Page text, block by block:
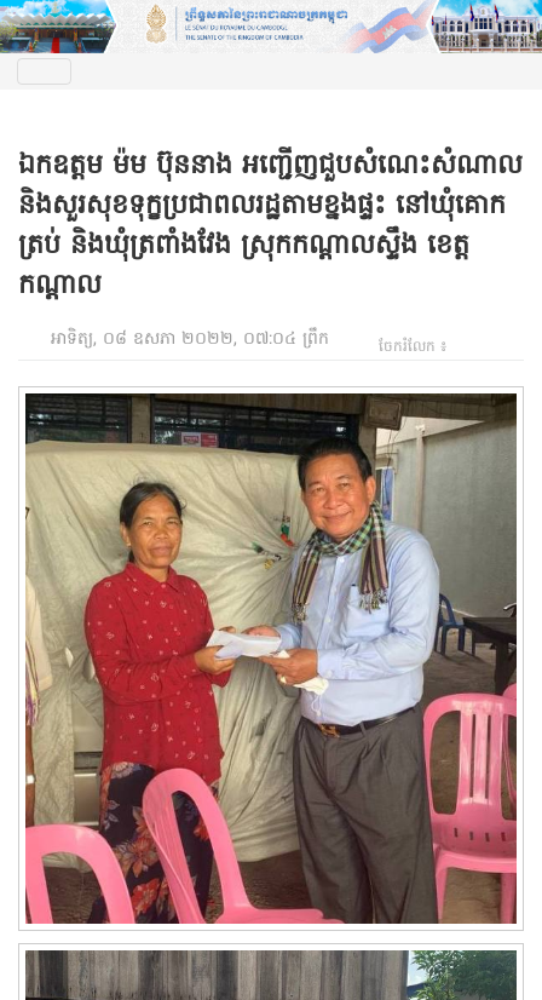
ឯកឧត្តម ម៉ម ប៊ុននាង អញ្ជើញជួបសំណេះសំណាល
និងសួរសុខទុក្ខប្រជាពលរដ្ឋតាមខ្នងផ្ទះ នៅឃុំគោក
ត្រប់ និងឃុំត្រពាំងវែង ស្រុកកណ្តាលស្ទឹង ខេត្ត
កណ្តាល
អាទិត្យ, ០៨ ឧសភា ២០២២, ០៧:០៤ ព្រឹក ចែករំលែក ៖